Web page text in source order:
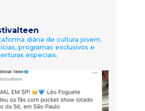
diária de cultura jovem.
programas exclusivos e
especiais.